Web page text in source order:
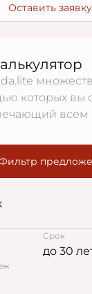
Оставить заявку
которых вы
Срок
до 30